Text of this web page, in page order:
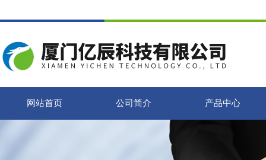
网站首页 公司简介 产品中心